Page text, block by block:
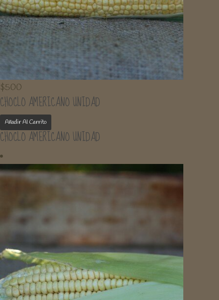
$500
CHOCLO AMERICANO UNIDAD
Añadir Al Carrito
CHOCLO AMERICANO UNIDAD